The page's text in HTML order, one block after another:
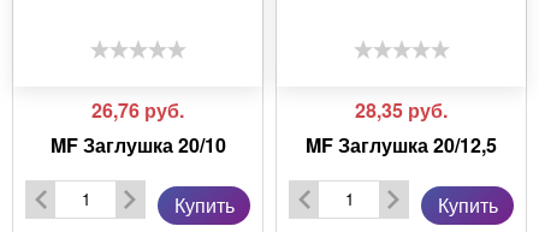
26,76 руб.
MF Заглушка 20/10
Купить
28,35 руб.
MF Заглушка 20/12,5
Купить